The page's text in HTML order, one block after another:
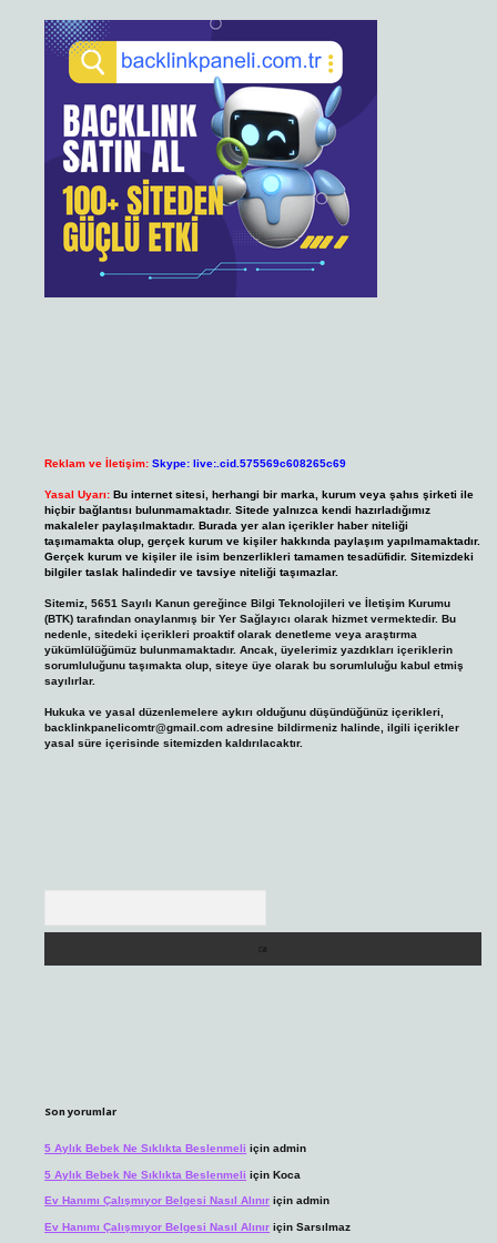
Reklam ve İletişim: Skype: live:.cid.575569c608265c69
Yasal Uyarı: Bu internet sitesi, herhangi bir marka, kurum veya şahıs şirketi ile
hiçbir bağlantısı bulunmamaktadır. Sitede yalnızca kendi hazırladığımız
makaleler paylaşılmaktadır. Burada yer alan içerikler haber niteliği
taşımamakta olup, gerçek kurum ve kişiler hakkında paylaşım yapılmamaktadır.
Gerçek kurum ve kişiler ile isim benzerlikleri tamamen tesadüfidir. Sitemizdeki
bilgiler taslak halindedir ve tavsiye niteliği taşımazlar.
Sitemiz, 5651 Sayılı Kanun gereğince Bilgi Teknolojileri ve İletişim Kurumu
(BTK) tarafından onaylanmış bir Yer Sağlayıcı olarak hizmet vermektedir. Bu
nedenle, sitedeki içerikleri proaktif olarak denetleme veya araştırma
yükümlülüğümüz bulunmamaktadır. Ancak, üyelerimiz yazdıkları içeriklerin
sorumluluğunu taşımakta olup, siteye üye olarak bu sorumluluğu kabul etmiş
sayılırlar.
Hukuka ve yasal düzenlemelere aykırı olduğunu düşündüğünüz içerikleri,
backlinkpanelicomtr@gmail.com adresine bildirmeniz halinde, ilgili içerikler
yasal süre içerisinde sitemizden kaldırılacaktır.
Son yorumlar
5 Aylık Bebek Ne Sıklıkta Beslenmeli içinadmin
5 Aylık Bebek Ne Sıklıkta Beslenmeli içinKoca
Ev Hanımı Çalışmıyor Belgesi Nasıl Alınır içinadmin
Ev Hanımı Çalışmıyor Belgesi Nasıl Alınır içinSarsılmaz